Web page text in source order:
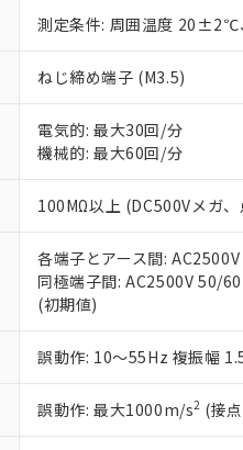
測定条件: 周囲温度
ねじ締め端子 (M3.5)
電気的: 最大30回/分
機械的: 最大60回/分
100MΩ以上 (DC500Vメガ
各端子とアース間:
同極端子間: AC2500V 50/
(初期値)
誤動作: 10～55Hz 複振幅
誤動作: 最大1000m/s2 (接
在庫状況および標
す。
マイパーツ機能（
ている必要があり
お客様が当ウェブ
が、当社の製品・
※当社の共同利用者
いる法人を指しま
部品在庫の切り替え状況
※3 非含有証明書ダウ
下記の非含有証明書を
EU RoHS指令（10物質
※本証明書は発行日時点
また、RoHS指令のフタ
混在することから備考欄
既に当社にて対応品へ
り割愛しております。
※2 環境保護使用期限
「10」：通常の使用状
味します。
「－」：未確認です。当
また当社は、販売
たしません。
機器販売店・
白
受注生産機種